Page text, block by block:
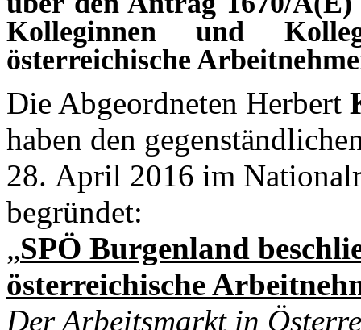
Kolleginnen und
österreichische
Die Abgeordneten Herbert
haben den
28. April 2016 im
begründet:
„SPÖ Burgenland
österreichische
Der Arbeitsmarkt in